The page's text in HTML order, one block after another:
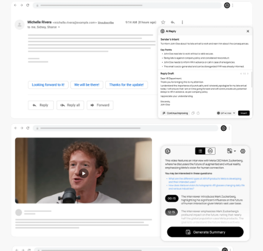
AI generator kode